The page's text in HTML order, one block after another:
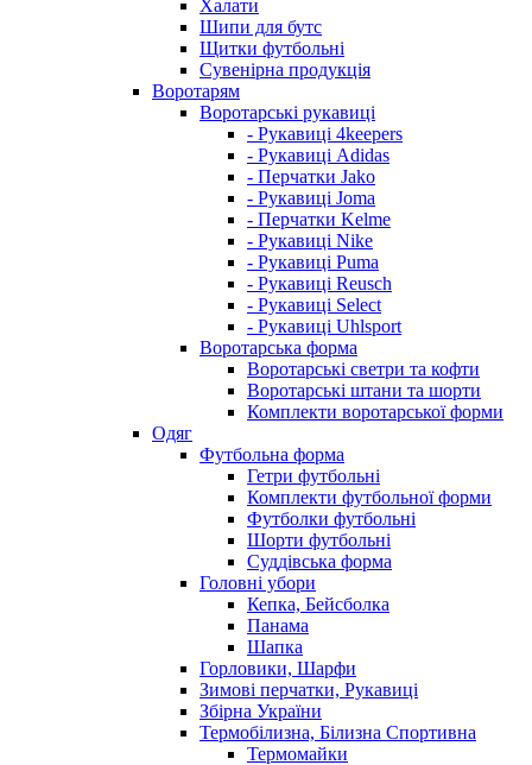
Халати
Шипи для бутс
Щитки футбольні
Сувенірна продукція
Воротарям
Воротарські рукавиці
- Рукавиці 4keepers
- Рукавиці Adidas
- Перчатки Jako
- Рукавиці Joma
- Перчатки Kelme
- Рукавиці Nike
- Рукавиці Puma
- Рукавиці Reusch
- Рукавиці Select
- Рукавиці Uhlsport
Воротарська форма
Воротарські светри та кофти
Воротарські штани та шорти
Комплекти воротарської форми
Одяг
Футбольна форма
Гетри футбольні
Комплекти футбольної форми
Футболки футбольні
Шорти футбольні
Суддівська форма
Головні убори
Кепка, Бейсболка
Панама
Шапка
Горловики, Шарфи
Зимові перчатки, Рукавиці
Збірна України
Термобілизна, Білизна Спортивна
Термомайки